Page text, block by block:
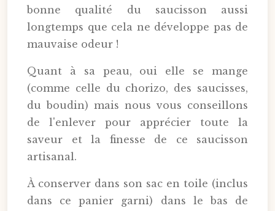
bonne qualité du saucisson aussi
longtemps que cela ne développe pas de
mauvaise odeur !
Quant à sa peau, oui elle se mange
(comme celle du chorizo, des saucisses,
du boudin) mais nous vous conseillons
de l'enlever pour apprécier toute la
saveur et la finesse de ce saucisson
artisanal.
À conserver dans son sac en toile (inclus
dans ce panier garni) dans le bas de